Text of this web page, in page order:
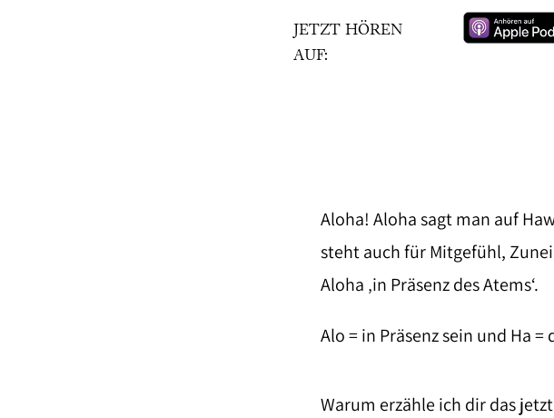
JETZT HÖREN
AUF:
Aloha! Aloha sagt man auf
steht auch für Mitgefühl,
Aloha ‚in Präsenz des Atems‘.
Alo = in Präsenz sein und Ha =
Warum erzähle ich dir das